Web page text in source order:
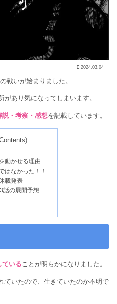
2024.03.04
戦いが始まりました。
があり気になってしまいます。
説・考察・感想を記載しています。
動かせる理由
はなかった！！
載発表
話の展開予想
ていることが明らかになりました。
ていたので、生きていたのか不明で